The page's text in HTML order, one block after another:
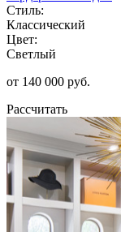
Стиль:
Классический
Цвет:
Светлый
от 140 000 руб.
Рассчитать